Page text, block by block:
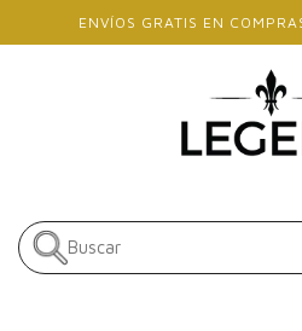
Skip to main content
ENVÍOS GRATIS EN